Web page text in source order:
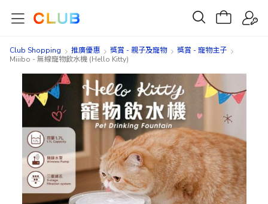
Club Shopping 推廣優惠 獎賞 - 親子及寵物
獎賞 - 寵物主子
Miiibo - 無線寵物飲水機 (Hello Kitty)
images
gallery
images
gallery